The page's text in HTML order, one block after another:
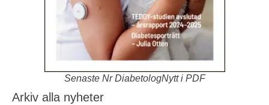
Senaste Nr DiabetologNytt i PDF
Arkiv alla nyheter